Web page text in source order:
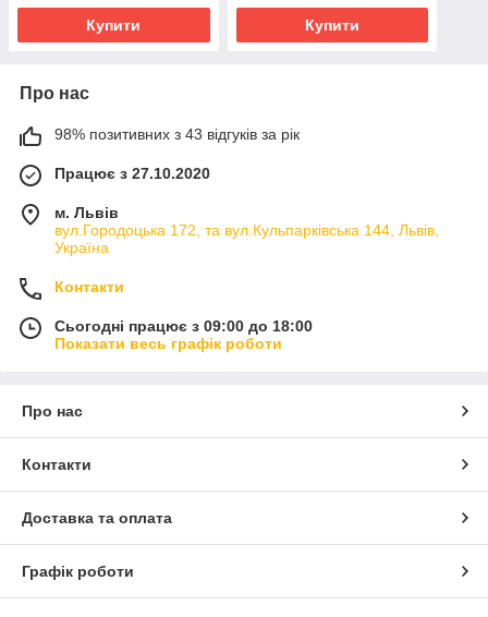
Купити Купити
Про нас
98% позитивних з 43 відгуків за рік
Працює з 27.10.2020
м. Львів
вул.Городоцька 172, та вул.Кульпарківська 144, Львів,
Україна
Контакти
Сьогодні працює з 09:00 до 18:00
Показати весь графік роботи
Про нас
Контакти
Доставка та оплата
Графік роботи